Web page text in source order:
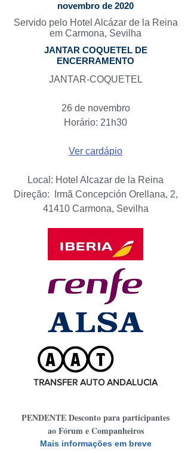
novembro de 2020
Servido pelo Hotel Alcázar de la Reina
em Carmona, Sevilha
JANTAR COQUETEL DE
ENCERRAMENTO
JANTAR-COQUETEL
26 de novembro
Horário: 21h30
Ver cardápio
Local: Hotel Alcazar de la Reina
Direção:
Irmã Concepción Orellana, 2,
41410 Carmona, Sevilha
TRANSFER AUTO ANDALUCIA
PENDENTE Desconto para participantes
ao Fórum e Companheiros
Mais informações em breve